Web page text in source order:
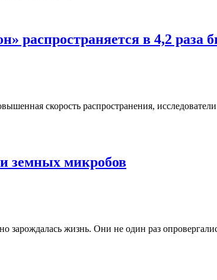
в 4,2 раза
скорость распространения,
земных микробов
зарождалась жизнь. Они не один раз